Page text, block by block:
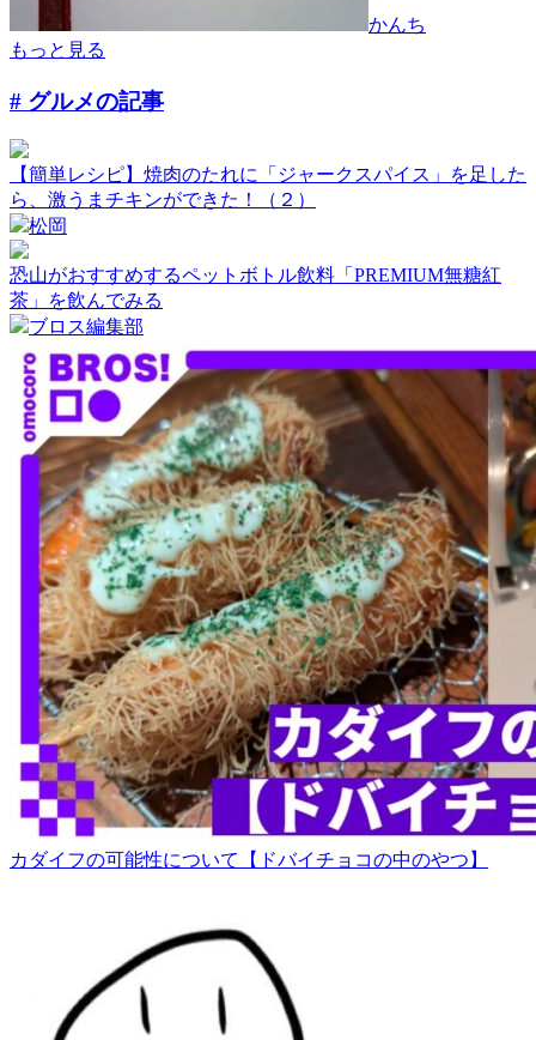
かんち
もっと見る
# グルメの記事
【簡単レシピ】焼肉のたれに「ジャークスパイス」を足した
ら、激うまチキンができた！（２）
松岡
恐山がおすすめするペットボトル飲料「PREMIUM無糖紅
茶」を飲んでみる
ブロス編集部
カダイフの可能性について【ドバイチョコの中のやつ】